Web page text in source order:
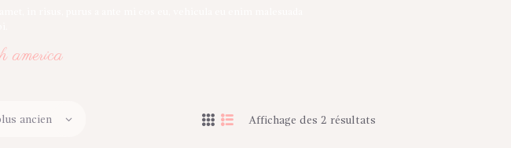
america
Affichage des 2 résultats